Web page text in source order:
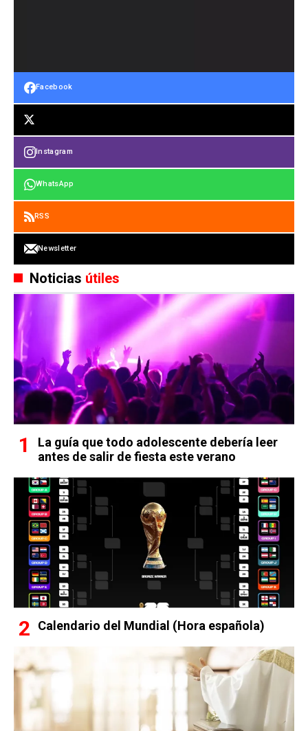
Facebook
Instagram
WhatsApp
RSS
Newsletter
Noticias útiles
La guía que todo adolescente debería leer
antes de salir de fiesta este verano
Calendario del Mundial (Hora española)